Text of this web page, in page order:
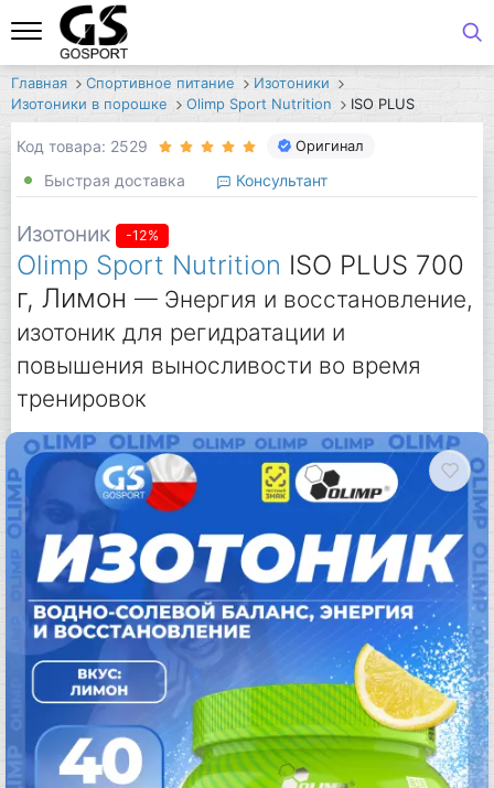
Главная Спортивное питание
Изотоники
Изотоники в порошке
Olimp Sport Nutrition ISO PLUS
Код товара: 2529 Оригинал
Быстрая доставка Консультант
Изотоник -12%
Olimp Sport Nutrition ISO PLUS 700
г, Лимон — Энергия и восстановление,
изотоник для регидратации и
повышения выносливости во время
тренировок